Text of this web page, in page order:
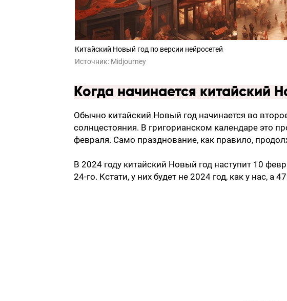
Китайский Новый год по версии нейросетей
Источник: Midjourney
Когда начинается китайский
Обычно китайский Новый год начинается во
солнцестояния. В григорианском календаре это
февраля. Само празднование, как правило,
В 2024 году китайский Новый год наступит 10
24-го. Кстати, у них будет не 2024 год, как у нас, а